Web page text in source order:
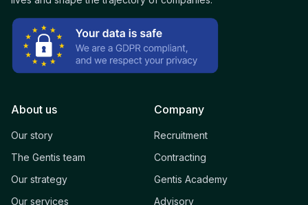
About us
Our story
The Gentis team
Our strategy
Our services
Company
Recruitment
Contracting
Gentis Academy
Advisory